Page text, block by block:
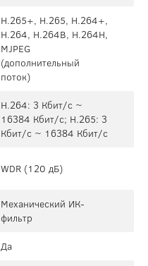
H.265+, H.265, H.264+,
H.264, H.264B, H.264H,
MJPEG
(дополнительный
поток)
H.264: 3 Кбит/с ~
16384 Кбит/с; H.265: 3
Кбит/с ~ 16384 Кбит/с
WDR (120 дБ)
Механический ИК-
фильтр
Да